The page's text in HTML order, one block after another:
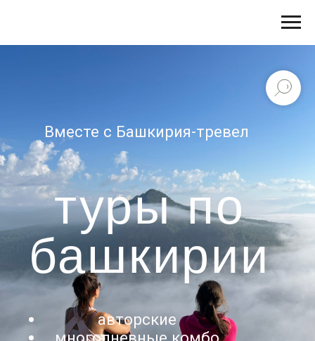
туры по
башкирии
авторские
многодневные комбо
выходного дня
сплавы